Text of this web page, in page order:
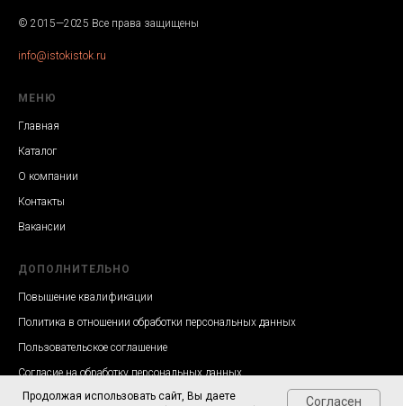
© 2015—2025 Все права защищены
info@istokistok.ru
МЕНЮ
Главная
Каталог
О компании
Контакты
Вакансии
ДОПОЛНИТЕЛЬНО
Повышение квалификации
Политика в отношении обработки персональных данных
Пользовательское соглашение
Согласие на обработку персональных данных
Продолжая использовать сайт, Вы даете
Согласен